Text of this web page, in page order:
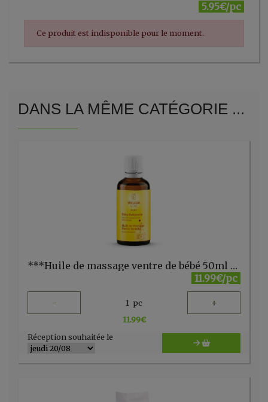
5.95€/pc
Ce produit est indisponible pour le moment.
DANS LA MÊME CATÉGORIE ...
***Huile de massage ventre de bébé 50ml Weleda
11.99€/pc
- 1 pc +
11.99€
Réception souhaitée le